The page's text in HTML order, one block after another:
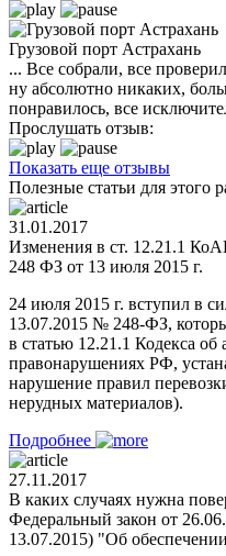
Грузовой порт Астрахань
... Все собрали, все
ну абсолютно никаких,
понравилось, все
Прослушать отзыв:
Показать еще отзывы
Полезные статьи для этого
31.01.2017
Изменения в ст. 12.21.1
248 ФЗ от 13 июля 2015 г.
24 июля 2015 г. вступил в
13.07.2015 № 248-ФЗ,
в статью 12.21.1 Кодекса
правонарушениях РФ,
нарушение правил
нерудных материалов).
Подробнее
27.11.2017
В каких случаях нужна
Федеральный закон от
13.07.2015) "Об